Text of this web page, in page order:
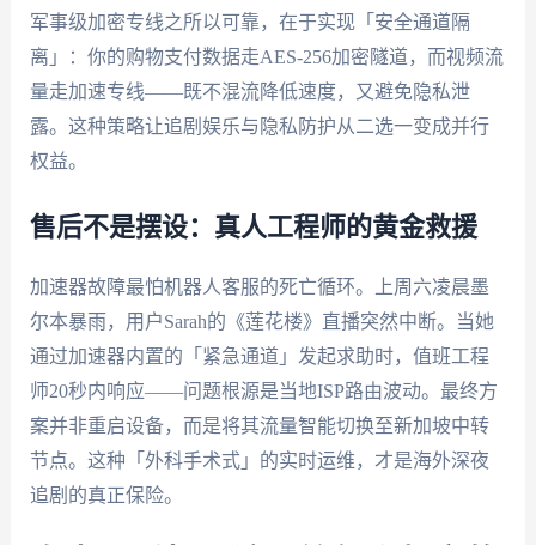
军事级加密专线之所以可靠，在于实现「安全通道隔
离」：你的购物支付数据走AES-256加密隧道，而视频流
量走加速专线——既不混流降低速度，又避免隐私泄
露。这种策略让追剧娱乐与隐私防护从二选一变成并行
权益。
售后不是摆设：真人工程师的黄金救援
加速器故障最怕机器人客服的死亡循环。上周六凌晨墨
尔本暴雨，用户Sarah的《莲花楼》直播突然中断。当她
通过加速器内置的「紧急通道」发起求助时，值班工程
师20秒内响应——问题根源是当地ISP路由波动。最终方
案并非重启设备，而是将其流量智能切换至新加坡中转
节点。这种「外科手术式」的实时运维，才是海外深夜
追剧的真正保险。